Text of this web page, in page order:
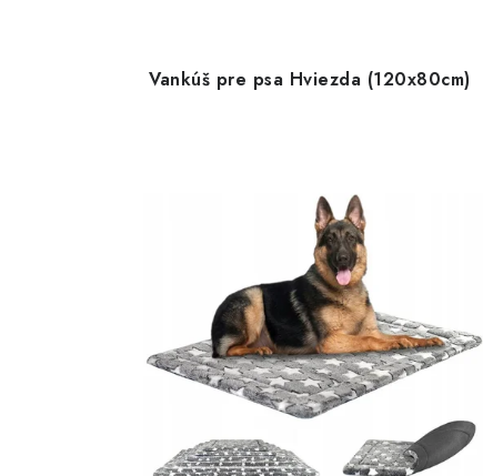
Vankúš pre psa Hviezda (120x80cm)